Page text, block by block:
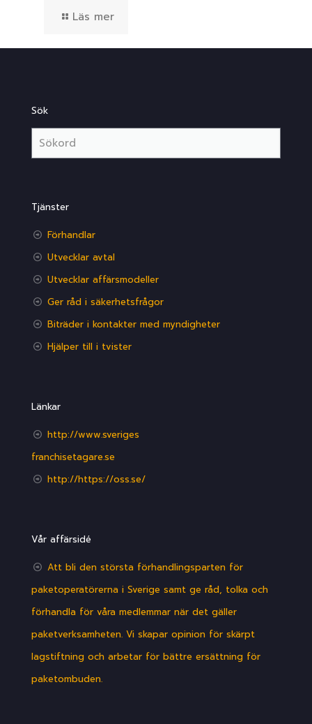
Läs mer
Sök
Tjänster
Förhandlar
Utvecklar avtal
Utvecklar affärsmodeller
Ger råd i säkerhetsfrågor
Biträder i kontakter med myndigheter
Hjälper till i tvister
Länkar
http://www.sveriges
franchisetagare.se
http://https://oss.se/
Vår affärsidé
Att bli den största förhandlingsparten för
paketoperatörerna i Sverige samt ge råd, tolka och
förhandla för våra medlemmar när det gäller
paketverksamheten. Vi skapar opinion för skärpt
lagstiftning och arbetar för bättre ersättning för
paketombuden.